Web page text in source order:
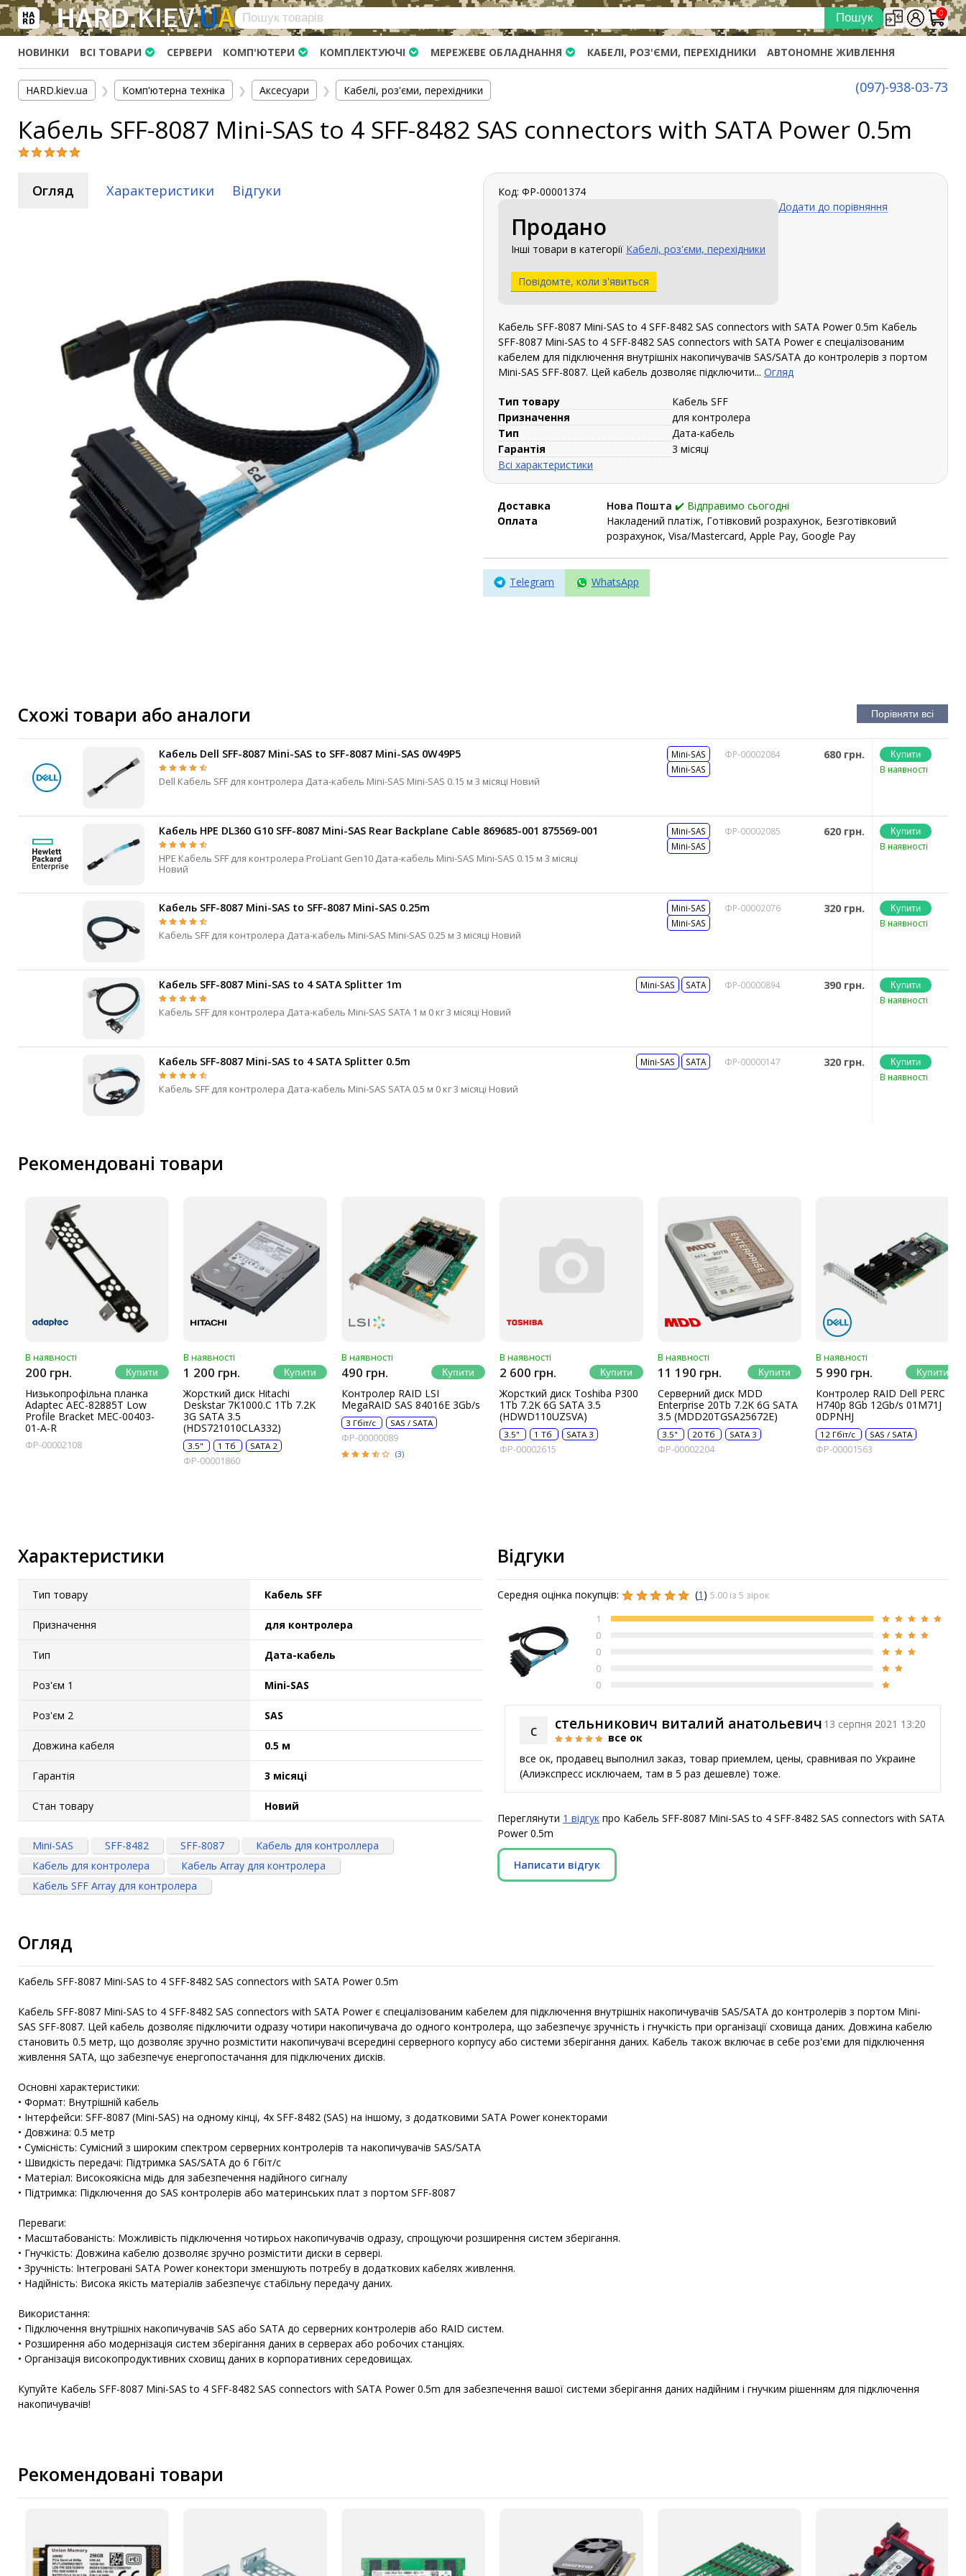
0
Вхід|Реєстрація×
(097)-938-03-73 Telegram WhatsApp
HARD.KIEV.UA
Послуги
Повернення / Обмін
Ноутбуки
Оперативна пам'ять
Материнські плати
Жорсткі диски та SSD
SAS диски
Блоки живлення
Контролери RAID
Кулери та системи охолодження
Кошики та салазки для жорстких дисків
Рейки та кріплення
Фильтри та стабілізатори
Павербанки
Акумулятори
Зовнішні блоки живлення
Периферійні пристрої
Клавіатури, миші, комплекти
Автономне живлення
Автоматичні вимикачі
Інвертори напруги
Акумулятори для ДБЖ
НОВИНКИ ВСІ ТОВАРИ СЕРВЕРИ КОМП'ЮТЕРИ КОМПЛЕКТУЮЧІ МЕРЕЖЕВЕ ОБЛАДНАННЯ КАБЕЛІ, РОЗ'ЄМИ, ПЕРЕХІДНИКИ АВТОНОМНЕ ЖИВЛЕННЯ
(097)-938-03-73
HARD.kiev.ua ❯ Комп'ютерна техніка ❯ Аксесуари ❯ Кабелі, роз'єми, перехідники
Кабель SFF-8087 Mini-SAS to 4 SFF-8482 SAS connectors with SATA Power 0.5m
Огляд Характеристики Відгуки Код: ФР-00001374
Продано
Інші товари в категорії Кабелі, роз'єми, перехідники
Повідомте, коли з'явиться
Додати до порівняння
Кабель SFF-8087 Mini-SAS to 4 SFF-8482 SAS connectors with SATA Power 0.5m Кабель
SFF-8087 Mini-SAS to 4 SFF-8482 SAS connectors with SATA Power є спеціалізованим
кабелем для підключення внутрішніх накопичувачів SAS/SATA до контролерів з портом
Mini-SAS SFF-8087. Цей кабель дозволяє підключити... Огляд
Тип товару
Кабель SFF
Призначення
для контролера
Тип
Дата-кабель
Гарантія
3 місяці
Всі характеристики
Доставка Нова Пошта ✔️ Відправимо сьогодні
Оплата
Накладений платіж, Готівковий розрахунок, Безготівковий
розрахунок, Visa/Mastercard, Apple Pay, Google Pay
Telegram WhatsApp
Схожі товари або аналоги
Кабель Dell SFF-8087 Mini-SAS to SFF-8087 Mini-SAS 0W49P5
Dell Кабель SFF для контролера Дата-кабель Mini-SAS Mini-SAS 0.15 м 3 місяці Новий
Mini-SAS
Mini-SAS
ФР-00002084 680 грн.
В наявності
Кабель HPE DL360 G10 SFF-8087 Mini-SAS Rear Backplane Cable 869685-001 875569-001
HPE Кабель SFF для контролера ProLiant Gen10 Дата-кабель Mini-SAS Mini-SAS 0.15 м 3 місяці
Новий
Mini-SAS
Mini-SAS
ФР-00002085 620 грн.
В наявності
Кабель SFF-8087 Mini-SAS to SFF-8087 Mini-SAS 0.25m
Кабель SFF для контролера Дата-кабель Mini-SAS Mini-SAS 0.25 м 3 місяці Новий
Mini-SAS
Mini-SAS
ФР-00002076 320 грн.
В наявності
Кабель SFF-8087 Mini-SAS to 4 SATA Splitter 1m
Кабель SFF для контролера Дата-кабель Mini-SAS SATA 1 м 0 кг 3 місяці Новий
Mini-SAS SATA ФР-00000894 390 грн.
В наявності
Кабель SFF-8087 Mini-SAS to 4 SATA Splitter 0.5m
Кабель SFF для контролера Дата-кабель Mini-SAS SATA 0.5 м 0 кг 3 місяці Новий
Mini-SAS SATA ФР-00000147 320 грн.
В наявності
Рекомендовані товари
В наявності
200 грн.
Низькопрофільна планка
Adaptec AEC-82885T Low
Profile Bracket MEC-00403-
01-A-R
ФР-00002108
В наявності
1 200 грн.
Жорсткий диск Hitachi
Deskstar 7K1000.C 1Tb 7.2K
3G SATA 3.5
(HDS721010CLA332)
3.5" 1 Тб SATA 2
ФР-00001860
В наявності
490 грн.
Контролер RAID LSI
MegaRAID SAS 84016E 3Gb/s
3 Гбіт/с SAS / SATA
ФР-00000089
(3)
В наявності
2 600 грн.
Жорсткий диск Toshiba P300
1Tb 7.2K 6G SATA 3.5
(HDWD110UZSVA)
3.5" 1 Тб SATA 3
ФР-00002615
В наявності
11 190 грн.
Серверний диск MDD
Enterprise 20Tb 7.2K 6G SATA
3.5 (MDD20TGSA25672E)
3.5" 20 Тб SATA 3
ФР-00002204
В наявності
5 990 грн.
Контролер RAID Dell PERC
H740p 8Gb 12Gb/s 01M71J
0DPNHJ
12 Гбіт/с SAS / SATA
ФР-00001563
Характеристики
Тип товару Кабель SFF
Призначення для контролера
Тип Дата-кабель
Роз'єм 1 Mini-SAS
Роз'єм 2 SAS
Довжина кабеля 0.5 м
Гарантія 3 місяці
Стан товару Новий
Mini-SAS SFF-8482 SFF-8087
Кабель для контроллера
Кабель для контролера
Кабель Array для контролера
Кабель SFF Array для контролера
Відгуки
Середня оцінка покупців: (1 ) 5.00 із 5 зірок
1
0
0
0
0
13 серпня 2021 13:20
с стельникович виталий анатольевич
все ок
все ок, продавец выполнил заказ, товар приемлем, цены, сравнивая по Украине
(Алиэкспресс исключаем, там в 5 раз дешевле) тоже.
Переглянути 1 відгук про Кабель SFF-8087 Mini-SAS to 4 SFF-8482 SAS connectors with SATA
Power 0.5m
Написати відгук
Огляд
Кабель SFF-8087 Mini-SAS to 4 SFF-8482 SAS connectors with SATA Power 0.5m
Кабель SFF-8087 Mini-SAS to 4 SFF-8482 SAS connectors with SATA Power є спеціалізованим кабелем для підключення внутрішніх накопичувачів SAS/SATA до контролерів з портом Mini-
SAS SFF-8087. Цей кабель дозволяє підключити одразу чотири накопичувача до одного контролера, що забезпечує зручність і гнучкість при організації сховища даних. Довжина кабелю
становить 0.5 метр, що дозволяє зручно розмістити накопичувачі всередині серверного корпусу або системи зберігання даних. Кабель також включає в себе роз'єми для підключення
живлення SATA, що забезпечує енергопостачання для підключених дисків.
Основні характеристики:
• Формат: Внутрішній кабель
• Інтерфейси: SFF-8087 (Mini-SAS) на одному кінці, 4x SFF-8482 (SAS) на іншому, з додатковими SATA Power конекторами
• Довжина: 0.5 метр
• Сумісність: Сумісний з широким спектром серверних контролерів та накопичувачів SAS/SATA
• Швидкість передачі: Підтримка SAS/SATA до 6 Гбіт/с
• Матеріал: Високоякісна мідь для забезпечення надійного сигналу
• Підтримка: Підключення до SAS контролерів або материнських плат з портом SFF-8087
Переваги:
• Масштабованість: Можливість підключення чотирьох накопичувачів одразу, спрощуючи розширення систем зберігання.
• Гнучкість: Довжина кабелю дозволяє зручно розмістити диски в сервері.
• Зручність: Інтегровані SATA Power конектори зменшують потребу в додаткових кабелях живлення.
• Надійність: Висока якість матеріалів забезпечує стабільну передачу даних.
Використання:
• Підключення внутрішніх накопичувачів SAS або SATA до серверних контролерів або RAID систем.
• Розширення або модернізація систем зберігання даних в серверах або робочих станціях.
• Організація високопродуктивних сховищ даних в корпоративних середовищах.
Купуйте Кабель SFF-8087 Mini-SAS to 4 SFF-8482 SAS connectors with SATA Power 0.5m для забезпечення вашої системи зберігання даних надійним і гнучким рішенням для підключення
накопичувачів!
Рекомендовані товари